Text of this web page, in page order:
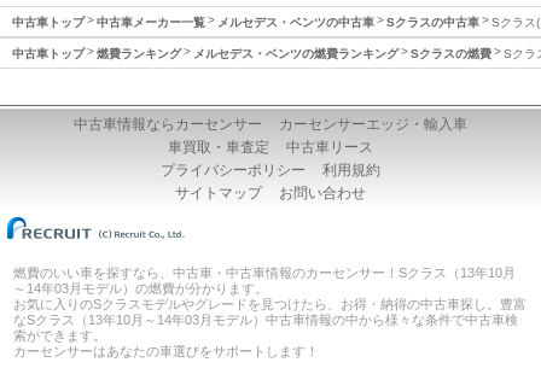
中古車トップ 中古車メーカー一覧 メルセデス・ベンツの中古車 Sクラスの中古車 Sクラス
中古車トップ 燃費ランキング メルセデス・ベンツの燃費ランキング Sクラスの燃費 Sクラ
中古車情報ならカーセンサー
カーセンサーエッジ・輸入車
車買取・車査定
中古車リース
プライバシーポリシー
利用規約
サイトマップ
お問い合わせ
燃費のいい車を探すなら、中古車・中古車情報のカーセンサー！Sクラス（13年10月
～14年03月モデル）の燃費が分かります。
お気に入りのSクラスモデルやグレードを見つけたら、お得・納得の中古車探し。豊富
なSクラス（13年10月～14年03月モデル）中古車情報の中から様々な条件で中古車検
索ができます。
カーセンサーはあなたの車選びをサポートします！